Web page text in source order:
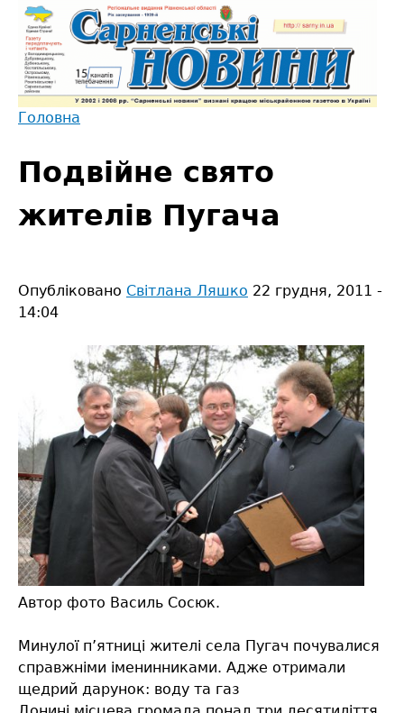
Jump
navigation
є
тут
Головна
to
top
Подвійне свято
жителів Пугача
Опубліковано Світлана Ляшко 22 грудня, 2011 -
14:04
Автор фото Василь Сосюк.
Минулої п’ятниці жителі села Пугач почувалися
справжніми іменинниками. Адже отримали
щедрий дарунок: воду та газ